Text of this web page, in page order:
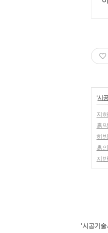
'시
지
흙
히
흙
지
'시공기